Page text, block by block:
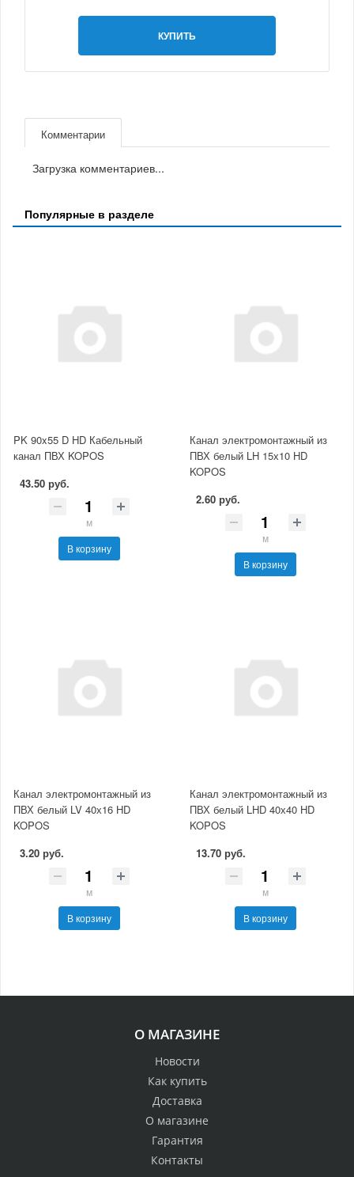
КУПИТЬ
Комментарии
Загрузка комментариев...
Популярные в разделе
PK 90x55 D HD Кабельный
канал ПВХ KOPOS
43.50 руб.
м
В корзину
Канал электромонтажный из
ПВХ белый LH 15х10 HD
KOPOS
2.60 руб.
м
В корзину
Канал электромонтажный из
ПВХ белый LV 40х16 HD
KOPOS
3.20 руб.
м
В корзину
Канал электромонтажный из
ПВХ белый LHD 40х40 HD
KOPOS
13.70 руб.
м
В корзину
О МАГАЗИНЕ
Новости
Как купить
Доставка
О магазине
Гарантия
Контакты